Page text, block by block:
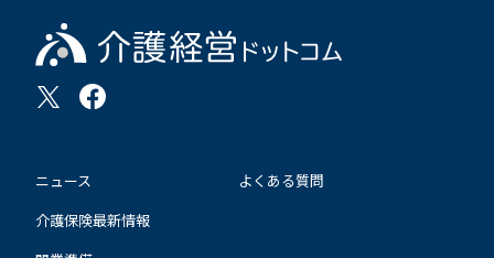
ニュース
介護保険最新情報
よくある質問